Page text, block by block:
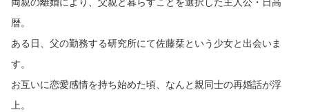
暦。
ある日、父の勤務する研究所にて佐藤栞という少女と出会いま
す。
お互いに恋愛感情を持ち始めた頃、なんと親同士の再婚話が浮
上。